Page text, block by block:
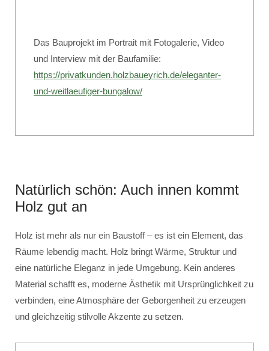
Das Bauprojekt im Portrait mit Fotogalerie, Video
und Interview mit der Baufamilie:
https://privatkunden.holzbaueyrich.de/eleganter-
und-weitlaeufiger-bungalow/
Natürlich schön: Auch innen kommt
Holz gut an
Holz ist mehr als nur ein Baustoff – es ist ein Element, das
Räume lebendig macht. Holz bringt Wärme, Struktur und
eine natürliche Eleganz in jede Umgebung. Kein anderes
Material schafft es, moderne Ästhetik mit Ursprünglichkeit zu
verbinden, eine Atmosphäre der Geborgenheit zu erzeugen
und gleichzeitig stilvolle Akzente zu setzen.